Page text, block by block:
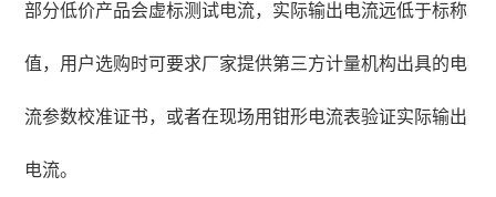
部分低价产品会虚标测试电流，实际输出电流远低于标称
值，用户选购时可要求厂家提供第三方计量机构出具的电
流参数校准证书，或者在现场用钳形电流表验证实际输出
电流。